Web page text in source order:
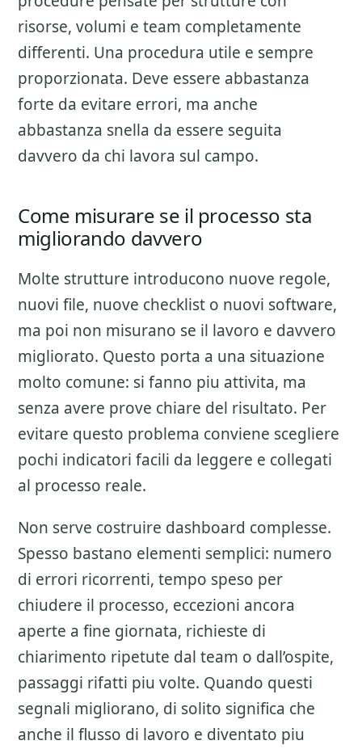
risorse, volumi e team completamente
differenti. Una procedura utile e sempre
proporzionata. Deve essere abbastanza
forte da evitare errori, ma anche
abbastanza snella da essere seguita
davvero da chi lavora sul campo.
Come misurare se il processo sta
migliorando davvero
Molte strutture introducono nuove regole,
nuovi file, nuove checklist o nuovi software,
ma poi non misurano se il lavoro e davvero
migliorato. Questo porta a una situazione
molto comune: si fanno piu attivita, ma
senza avere prove chiare del risultato. Per
evitare questo problema conviene scegliere
pochi indicatori facili da leggere e collegati
al processo reale.
Non serve costruire dashboard complesse.
Spesso bastano elementi semplici: numero
di errori ricorrenti, tempo speso per
chiudere il processo, eccezioni ancora
aperte a fine giornata, richieste di
chiarimento ripetute dal team o dall’ospite,
passaggi rifatti piu volte. Quando questi
segnali migliorano, di solito significa che
anche il flusso di lavoro e diventato piu